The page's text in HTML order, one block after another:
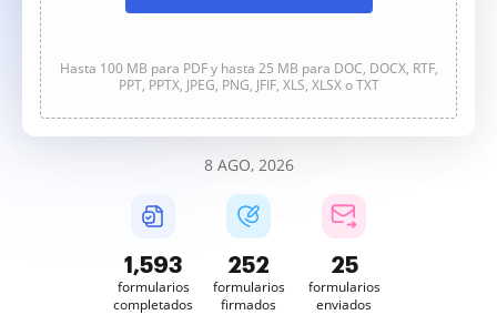
Hasta 100 MB para PDF y hasta 25 MB para DOC, DOCX, RTF,
PPT, PPTX, JPEG, PNG, JFIF, XLS, XLSX o TXT
8 AGO, 2026
1,593
formularios
completados
252
formularios
firmados
25
formularios
enviados